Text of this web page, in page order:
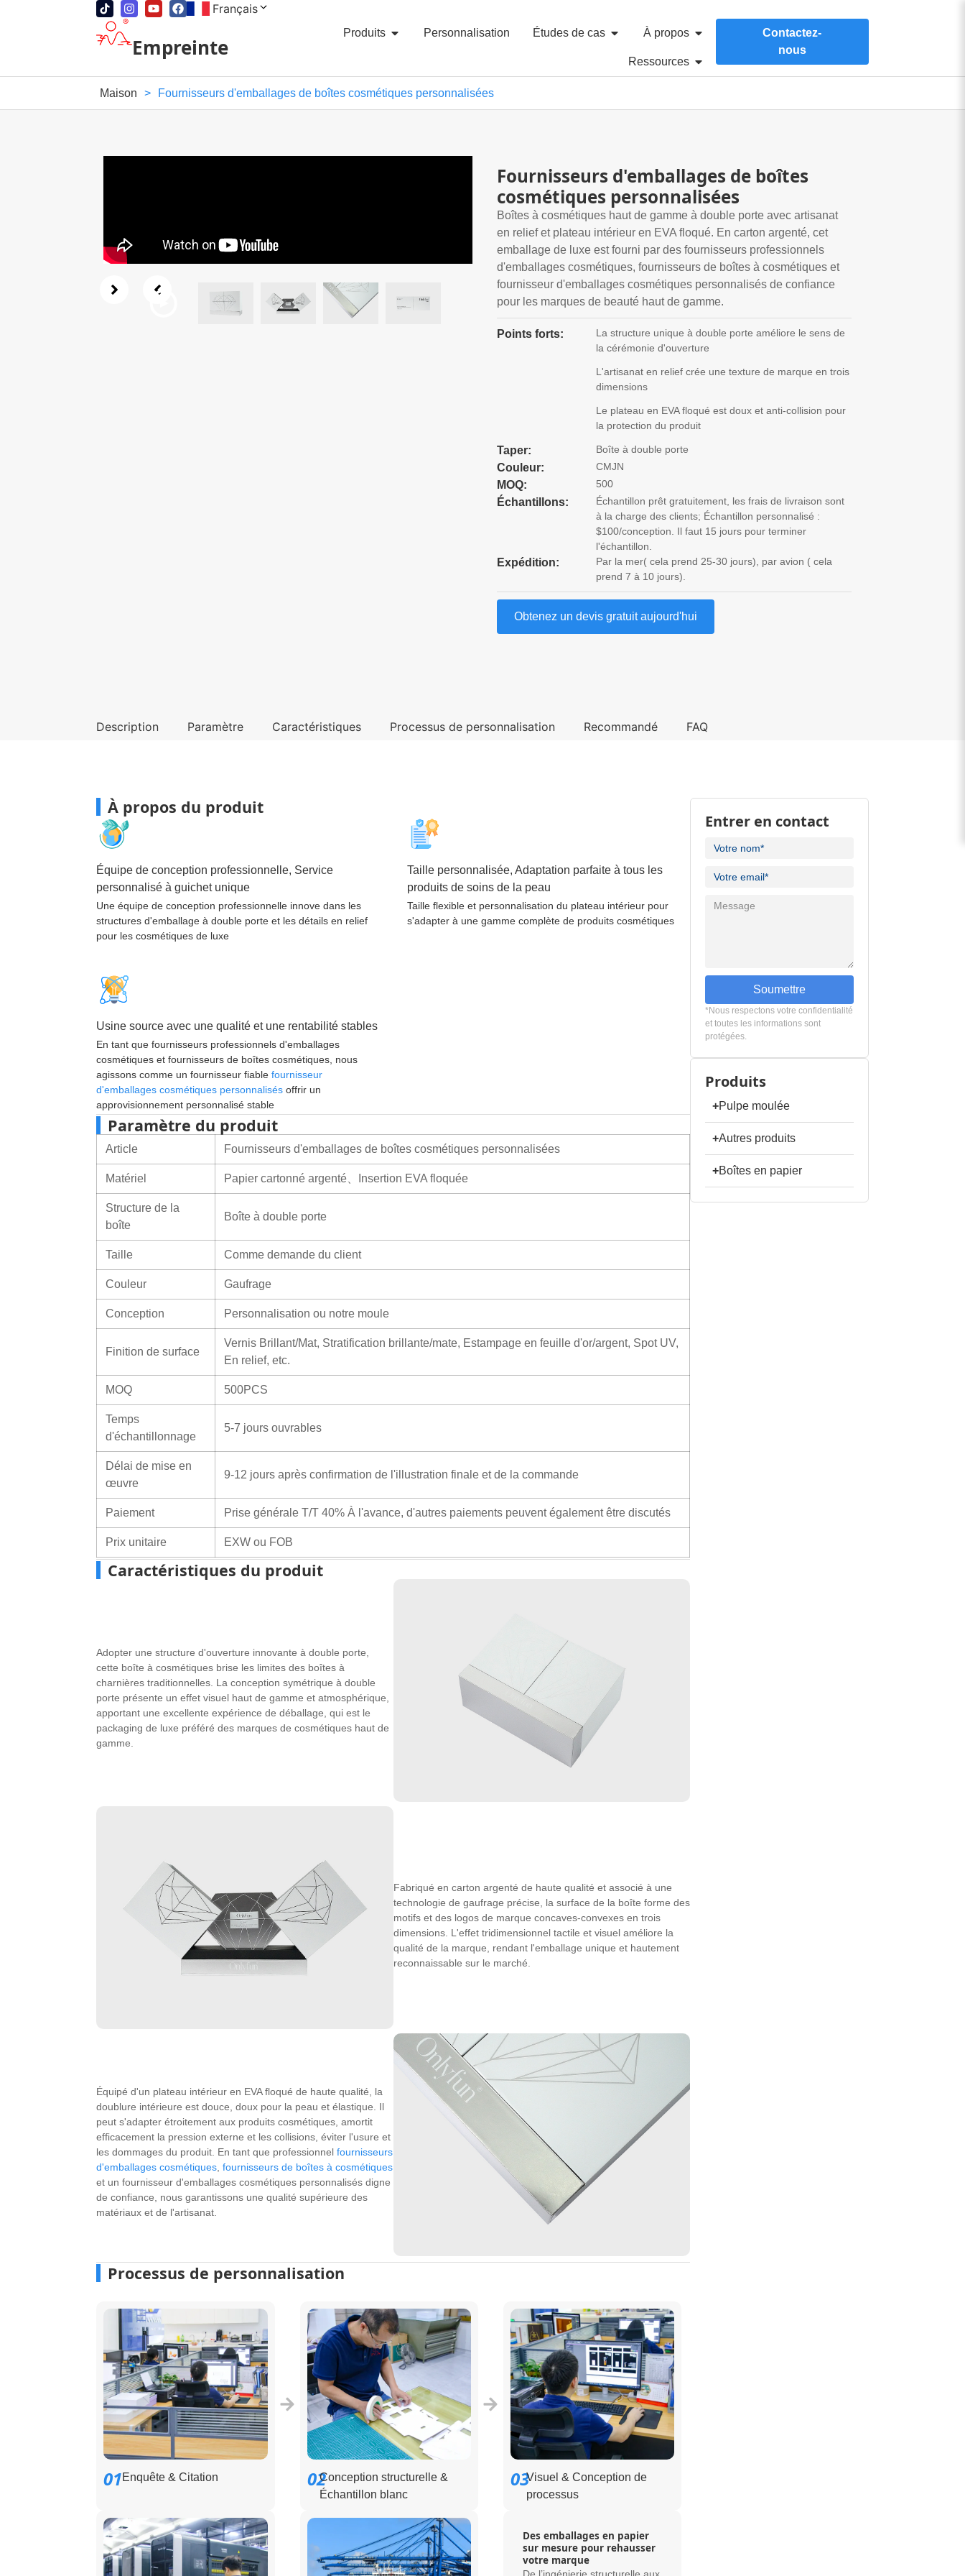
Français
Empreinte
Produits Personnalisation Études de cas À propos
Ressources
Contactez-
nous
Maison > Fournisseurs d'emballages de boîtes cosmétiques personnalisées
Fournisseurs d'emballages de boîtes
cosmétiques personnalisées
Boîtes à cosmétiques haut de gamme à double porte avec artisanat
en relief et plateau intérieur en EVA floqué. En carton argenté, cet
emballage de luxe est fourni par des fournisseurs professionnels
d'emballages cosmétiques, fournisseurs de boîtes à cosmétiques et
fournisseur d'emballages cosmétiques personnalisés de confiance
pour les marques de beauté haut de gamme.
Points forts:
La structure unique à double porte améliore le sens de
la cérémonie d'ouverture
L'artisanat en relief crée une texture de marque en trois
dimensions
Le plateau en EVA floqué est doux et anti-collision pour
la protection du produit
Taper: Boîte à double porte
Couleur: CMJN
MOQ: 500
Échantillons:
Échantillon prêt gratuitement, les frais de livraison sont
à la charge des clients; Échantillon personnalisé :
$100/conception. Il faut 15 jours pour terminer
l'échantillon.
Expédition:
Par la mer( cela prend 25-30 jours), par avion ( cela
prend 7 à 10 jours).
Obtenez un devis gratuit aujourd'hui
Description Paramètre Caractéristiques Processus de personnalisation Recommandé FAQ
À propos du produit
Équipe de conception professionnelle, Service
personnalisé à guichet unique
Une équipe de conception professionnelle innove dans les
structures d'emballage à double porte et les détails en relief
pour les cosmétiques de luxe
Taille personnalisée, Adaptation parfaite à tous les
produits de soins de la peau
Taille flexible et personnalisation du plateau intérieur pour
s'adapter à une gamme complète de produits cosmétiques
Usine source avec une qualité et une rentabilité stables
En tant que fournisseurs professionnels d'emballages
cosmétiques et fournisseurs de boîtes cosmétiques, nous
agissons comme un fournisseur fiablefournisseur
d'emballages cosmétiques personnalisés offrir un
approvisionnement personnalisé stable
Paramètre du produit
Article Fournisseurs d'emballages de boîtes cosmétiques personnalisées
Matériel Papier cartonné argenté、Insertion EVA floquée
Structure de la
boîte
Boîte à double porte
Taille Comme demande du client
Couleur Gaufrage
Conception Personnalisation ou notre moule
Finition de surface
Vernis Brillant/Mat, Stratification brillante/mate, Estampage en feuille d'or/argent, Spot UV,
En relief, etc.
MOQ 500PCS
Temps
d'échantillonnage
5-7 jours ouvrables
Délai de mise en
œuvre
9-12 jours après confirmation de l'illustration finale et de la commande
Paiement Prise générale T/T 40% À l'avance, d'autres paiements peuvent également être discutés
Prix ​​unitaire EXW ou FOB
Caractéristiques du produit
Adopter une structure d'ouverture innovante à double porte,
cette boîte à cosmétiques brise les limites des boîtes à
charnières traditionnelles. La conception symétrique à double
porte présente un effet visuel haut de gamme et atmosphérique,
apportant une excellente expérience de déballage, qui est le
packaging de luxe préféré des marques de cosmétiques haut de
gamme.
Fabriqué en carton argenté de haute qualité et associé à une
technologie de gaufrage précise, la surface de la boîte forme des
motifs et des logos de marque concaves-convexes en trois
dimensions. L'effet tridimensionnel tactile et visuel améliore la
qualité de la marque, rendant l'emballage unique et hautement
reconnaissable sur le marché.
Équipé d'un plateau intérieur en EVA floqué de haute qualité, la
doublure intérieure est douce, doux pour la peau et élastique. Il
peut s'adapter étroitement aux produits cosmétiques, amortit
efficacement la pression externe et les collisions, éviter l'usure et
les dommages du produit. En tant que professionnelfournisseurs
d'emballages cosmétiques,fournisseurs de boîtes à cosmétiques
et un fournisseur d'emballages cosmétiques personnalisés digne
de confiance, nous garantissons une qualité supérieure des
matériaux et de l'artisanat.
Processus de personnalisation
01Enquête & Citation 02Conception structurelle &
Échantillon blanc
03Visuel & Conception de
processus
Des emballages en papier
sur mesure pour rehausser
votre marque
Entrer en contact
Soumettre
*Nous respectons votre confidentialité
et toutes les informations sont
protégées.
Produits
+Pulpe moulée
+Autres produits
+Boîtes en papier